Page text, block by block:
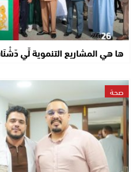
ها هي المشاريع التنموية لِّي
صحة